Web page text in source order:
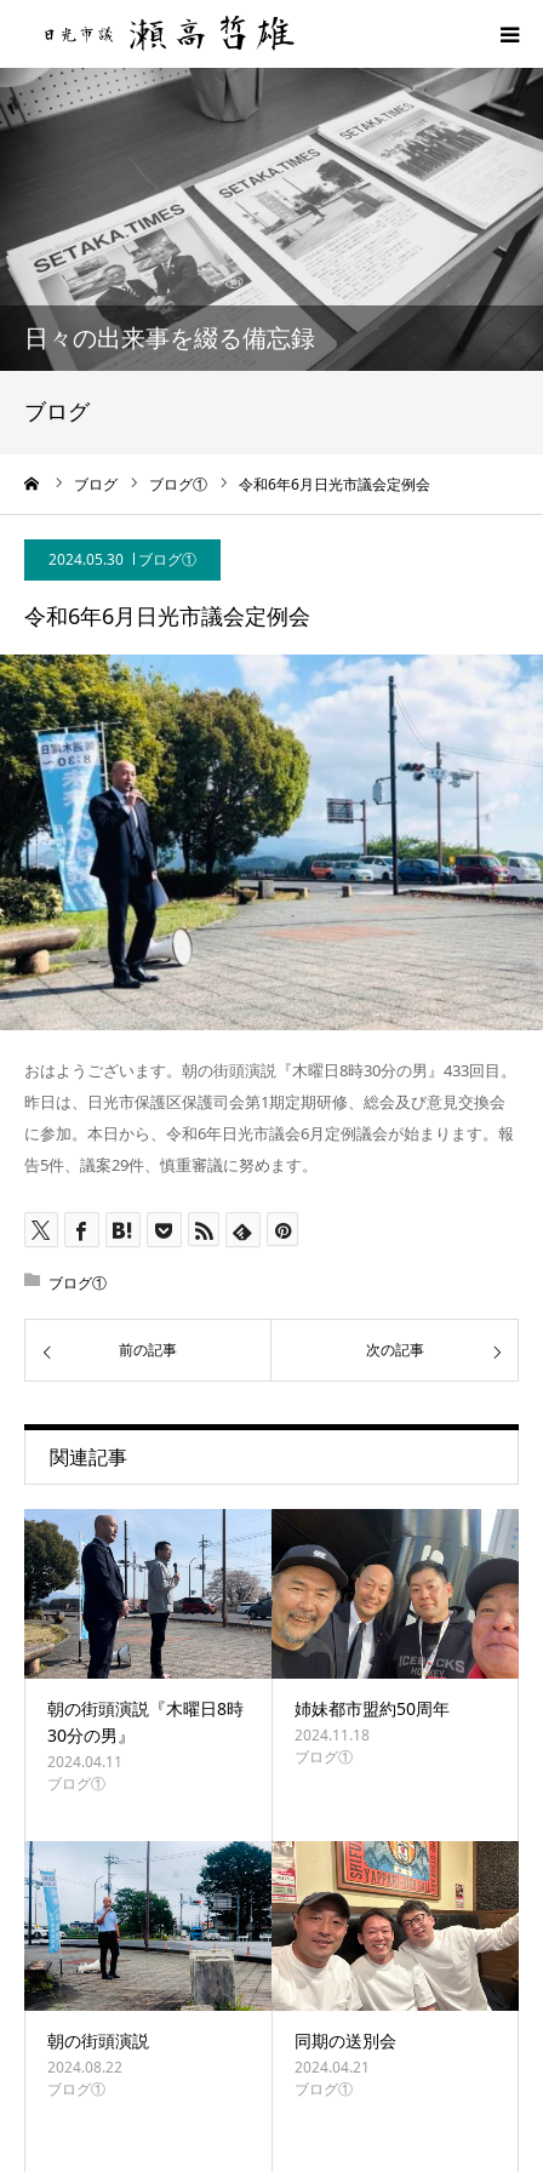
日々の出来事を綴る備忘録
ブログ
ブログ ブログ① 令和6年6月日光市議会定例会
2024.05.30 ブログ①
令和6年6月日光市議会定例会
おはようございます。朝の街頭演説『木曜日8時30分の男』433回目。
昨日は、日光市保護区保護司会第1期定期研修、総会及び意見交換会
に参加。本日から、令和6年日光市議会6月定例議会が始まります。報
告5件、議案29件、慎重審議に努めます。
ブログ①
前の記事 次の記事
関連記事
朝の街頭演説『木曜日8時
30分の男』
2024.04.11
ブログ①
姉妹都市盟約50周年
2024.11.18
ブログ①
朝の街頭演説
2024.08.22
ブログ①
同期の送別会
2024.04.21
ブログ①
HOME
プロフィール
政策
活動報告
後援会のご案内